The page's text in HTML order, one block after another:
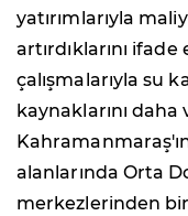
yatırımlarıyla
artırdıklarını
çalışmalarıyla su
kaynaklarını
alanlarında Orta
merkezlerinden